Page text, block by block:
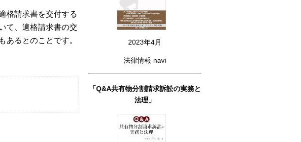
格請求書を交付する
て、適格請求書の交
あるとのことです。
2023年4月
法律情報 navi
「Q&A共有物分割請求訴訟の実務と
法理」